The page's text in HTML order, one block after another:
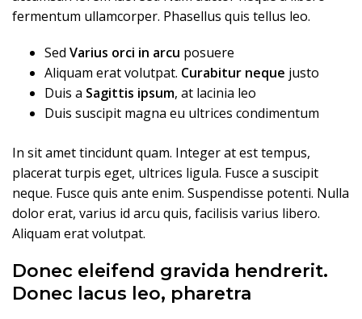
fermentum ullamcorper. Phasellus quis tellus leo.
Sed Varius orci in arcu posuere
Aliquam erat volutpat. Curabitur neque justo
Duis a Sagittis ipsum, at lacinia leo
Duis suscipit magna eu ultrices condimentum
In sit amet tincidunt quam. Integer at est tempus,
placerat turpis eget, ultrices ligula. Fusce a suscipit
neque. Fusce quis ante enim. Suspendisse potenti. Nulla
dolor erat, varius id arcu quis, facilisis varius libero.
Aliquam erat volutpat.
Donec eleifend gravida hendrerit.
Donec lacus leo, pharetra